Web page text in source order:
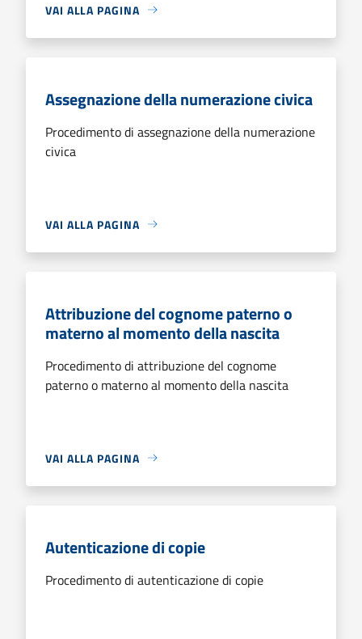
VAI ALLA PAGINA
Assegnazione della numerazione civica
Procedimento di assegnazione della numerazione
civica
VAI ALLA PAGINA
Attribuzione del cognome paterno o
materno al momento della nascita
Procedimento di attribuzione del cognome
paterno o materno al momento della nascita
VAI ALLA PAGINA
Autenticazione di copie
Procedimento di autenticazione di copie